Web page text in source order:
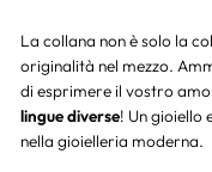
La collana non è solo la
originalità nel mezzo.
di esprimere il vostro
lingue diverse! Un gioiello
nella gioielleria moderna.